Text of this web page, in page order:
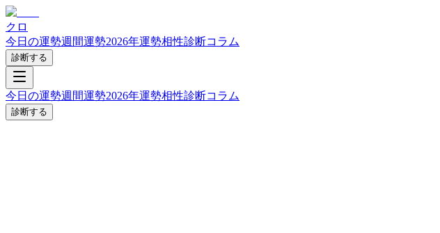
クロ
今日の運勢週間運勢2026年運勢相性診断コラム
診断する
今日の運勢週間運勢2026年運勢相性診断コラム
診断する